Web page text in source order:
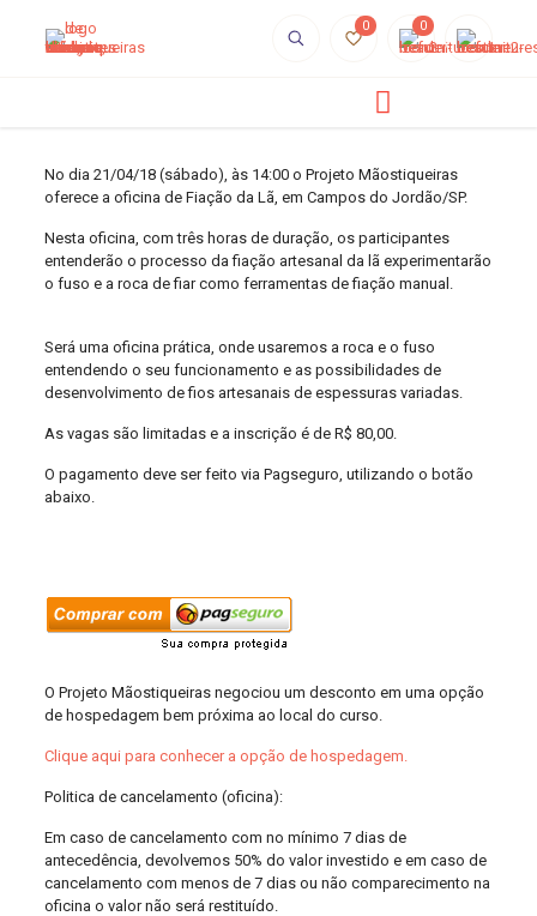
0 0
No dia 21/04/18 (sábado), às 14:00 o Projeto Mãostiqueiras
oferece a oficina de Fiação da Lã, em Campos do Jordão/SP.
Nesta oficina, com três horas de duração, os participantes
entenderão o processo da fiação artesanal da lã experimentarão
o fuso e a roca de fiar como ferramentas de fiação manual.
Será uma oficina prática, onde usaremos a roca e o fuso
entendendo o seu funcionamento e as possibilidades de
desenvolvimento de fios artesanais de espessuras variadas.
As vagas são limitadas e a inscrição é de R$ 80,00.
O pagamento deve ser feito via Pagseguro, utilizando o botão
abaixo.
O Projeto Mãostiqueiras negociou um desconto em uma opção
de hospedagem bem próxima ao local do curso.
Clique aqui para conhecer a opção de hospedagem.
Politica de cancelamento (oficina):
Em caso de cancelamento com no mínimo 7 dias de
antecedência, devolvemos 50% do valor investido e em caso de
cancelamento com menos de 7 dias ou não comparecimento na
oficina o valor não será restituído.